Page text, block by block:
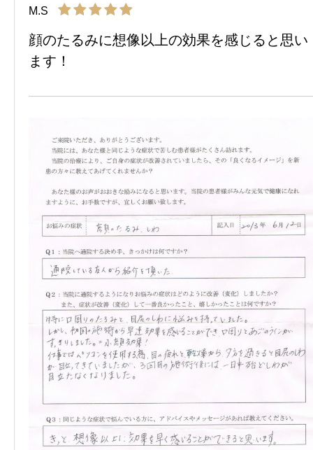
M.S
顔のたるみに想像以上の効果を感じると思い
ます！